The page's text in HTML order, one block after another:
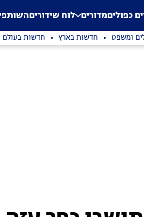
Application error: a
. כפוליםמדורים לוח שידורים
ומשפט חדשות בארץ חדשות בעולם